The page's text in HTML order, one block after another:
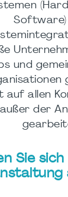
Software)
und
auf allen
außer der
Sie